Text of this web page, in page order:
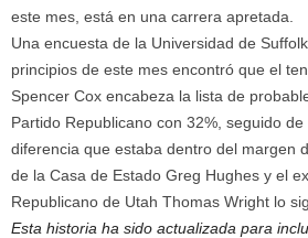
este mes, está en una carrera apretada.
Una encuesta de la Universidad de
principios de este mes encontró que el
Spencer Cox encabeza la lista de
Partido Republicano con 32%, seguido
diferencia que estaba dentro del margen
de la Casa de Estado Greg Hughes y el
Republicano de Utah Thomas Wright lo
Esta historia ha sido actualizada para